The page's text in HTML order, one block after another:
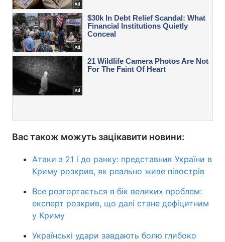
Вас також можуть зацікавити новини:
Атаки з 21 і до ранку: представник України в
Криму розкрив, як реально живе півострів
Все розгортається в бік великих проблем:
експерт розкрив, що далі стане дефіцитним
у Криму
Українські удари завдають болю глибоко